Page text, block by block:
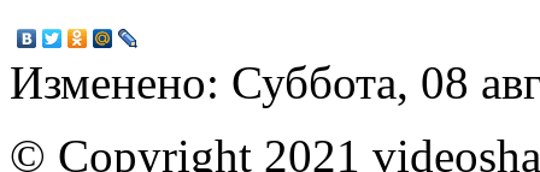
Изменено: Суббота, 08
© Copyright 2021